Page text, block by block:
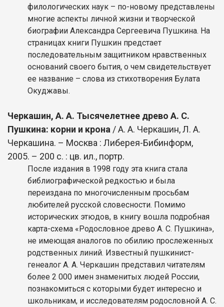
филологических наук – по-новому представлены
многие аспекты личной жизни и творческой
биографии Александра Сергеевича Пушкина. На
страницах книги Пушкин предстает
последовательным защитником нравственных
оснований своего бытия, о чем свидетельствует
ее название – слова из стихотворения Булата
Окуджавы.
Черкашин, А. А. Тысячелетнее древо А. С.
Пушкина: корни и крона / А. А. Черкашин, Л. А.
Черкашина. – Москва : Либерея-Бибинформ,
2005. – 200 с. : цв. ил., портр.
После издания в 1998 году эта книга стала
библиографической редкостью и была
переиздана по многочисленным просьбам
любителей русской словесности. Помимо
исторических этюдов, в книгу вошла подробная
карта-схема «Родословное древо А. С. Пушкина»,
не имеющая аналогов по обилию прослеженных
родственных линий. Известный пушкинист-
генеалог А. А. Черкашин представил читателям
более 2 000 имен знаменитых людей России,
познакомиться с которыми будет интересно и
школьникам, и исследователям родословной А. С.